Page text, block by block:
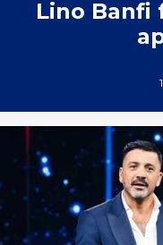
Lino Banfi